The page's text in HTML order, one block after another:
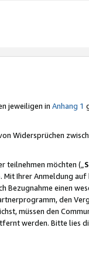
jeweiligen in Anhang 1
Widersprüchen
teilnehmen möchten („
Mit Ihrer Anmeldung
Bezugnahme einen
den
müssen den
werden. Bitte lies